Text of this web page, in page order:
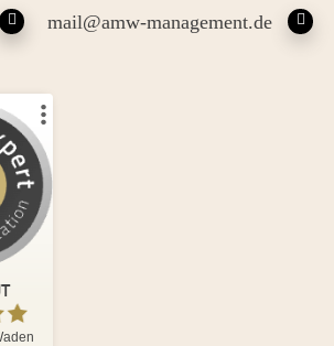
mail@amw-management.de
zu
100
%
Empfehlungen auf